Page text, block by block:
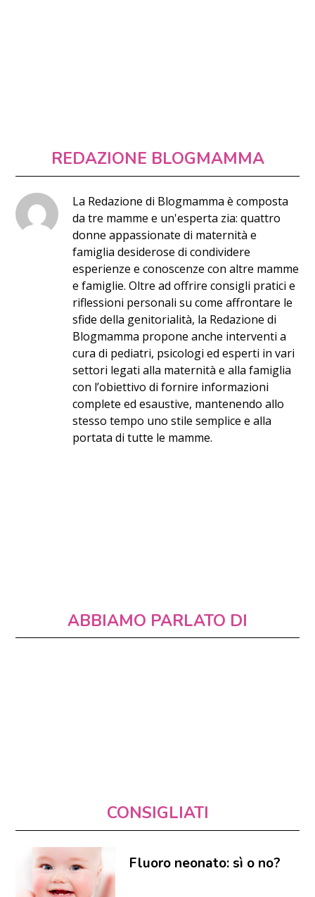
REDAZIONE BLOGMAMMA
La Redazione di Blogmamma è composta
da tre mamme e un'esperta zia: quattro
donne appassionate di maternità e
famiglia desiderose di condividere
esperienze e conoscenze con altre mamme
e famiglie. Oltre ad offrire consigli pratici e
riflessioni personali su come affrontare le
sfide della genitorialità, la Redazione di
Blogmamma propone anche interventi a
cura di pediatri, psicologi ed esperti in vari
settori legati alla maternità e alla famiglia
con l’obiettivo di fornire informazioni
complete ed esaustive, mantenendo allo
stesso tempo uno stile semplice e alla
portata di tutte le mamme.
ABBIAMO PARLATO DI
CONSIGLIATI
Fluoro neonato: sì o no?